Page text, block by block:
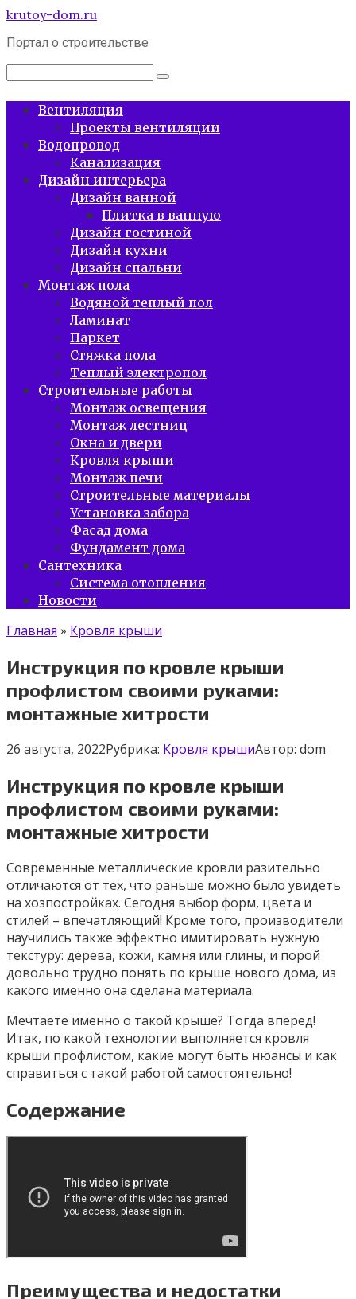
Перейти
контенту
krutoy-dom.ru
Портал о строительстве
Поиск:
Вентиляция
Проекты вентиляции
Водопровод
Канализация
Дизайн интерьера
Дизайн ванной
Плитка в ванную
Дизайн гостиной
Дизайн кухни
Дизайн спальни
Монтаж пола
Водяной теплый пол
Ламинат
Паркет
Стяжка пола
Теплый электропол
Строительные работы
Монтаж освещения
Монтаж лестниц
Окна и двери
Кровля крыши
Монтаж печи
Строительные материалы
Установка забора
Фасад дома
Фундамент дома
Сантехника
Система отопления
Новости
Главная » Кровля крыши
Инструкция по кровле крыши
профлистом своими руками:
монтажные хитрости
26 августа, 2022Рубрика: Кровля крышиАвтор: dom
Инструкция по кровле крыши
профлистом своими руками:
монтажные хитрости
Современные металлические кровли разительно
отличаются от тех, что раньше можно было увидеть
на хозпостройках. Сегодня выбор форм, цвета и
стилей – впечатляющий! Кроме того, производители
научились также эффектно имитировать нужную
текстуру: дерева, кожи, камня или глины, и порой
довольно трудно понять по крыше нового дома, из
какого именно она сделана материала.
Мечтаете именно о такой крыше? Тогда вперед!
Итак, по какой технологии выполняется кровля
крыши профлистом, какие могут быть нюансы и как
справиться с такой работой самостоятельно!
Содержание
Преимущества и недостатки